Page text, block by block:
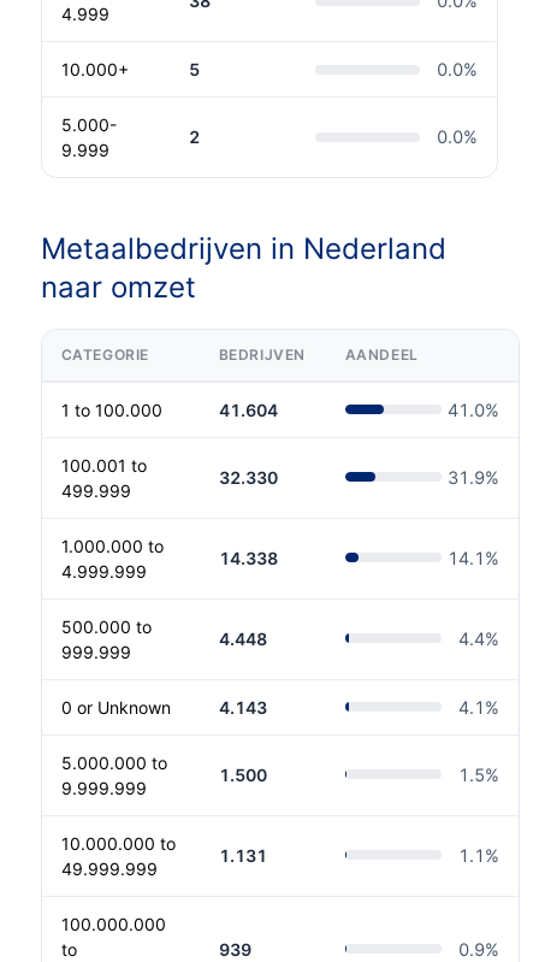
4.999
10.000+ 5 0.0%
5.000-
9.999
2 0.0%
Metaalbedrijven in Nederland
naar omzet
CATEGORIE BEDRIJVEN AANDEEL
1 to 100.000 41.604 41.0%
100.001 to
499.999
32.330 31.9%
1.000.000 to
4.999.999
14.338 14.1 %
500.000 to
999.999
4.448 4.4%
0 or Unknown 4.143 4.1 %
5.000.000 to
9.999.999
1.500 1.5%
10.000.000 to
49.999.999
1.131 1.1 %
100.000.000
to
939 0.9%